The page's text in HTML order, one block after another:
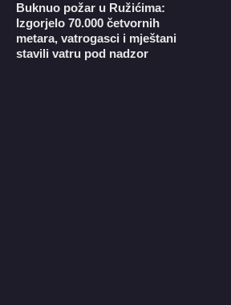
Buknuo požar u Ružićima:
Izgorjelo 70.000 četvornih
metara, vatrogasci i mještani
stavili vatru pod nadzor